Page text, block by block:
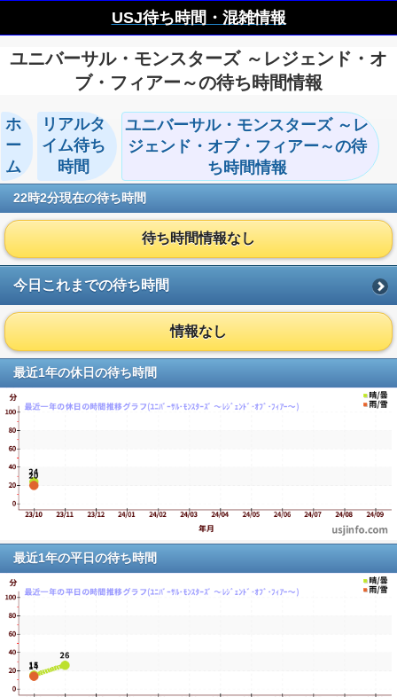
USJ待ち時間・混雑情報
ユニバーサル・モンスターズ ～レジェンド・オ
ブ・フィアー～の待ち時間情報
ホ
ー
ム
リアルタ
イム待ち
時間
ユニバーサル・モンスターズ ～レ
ジェンド・オブ・フィアー～の待
ち時間情報
22時2分現在の待ち時間
待ち時間情報なし
今日これまでの待ち時間
情報なし
最近1年の休日の待ち時間
最近1年の平日の待ち時間